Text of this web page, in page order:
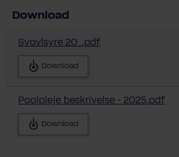
Download
Svovlsyre 20_.pdf
Download
Poolpleje beskrivelse - 2025.pdf
Download